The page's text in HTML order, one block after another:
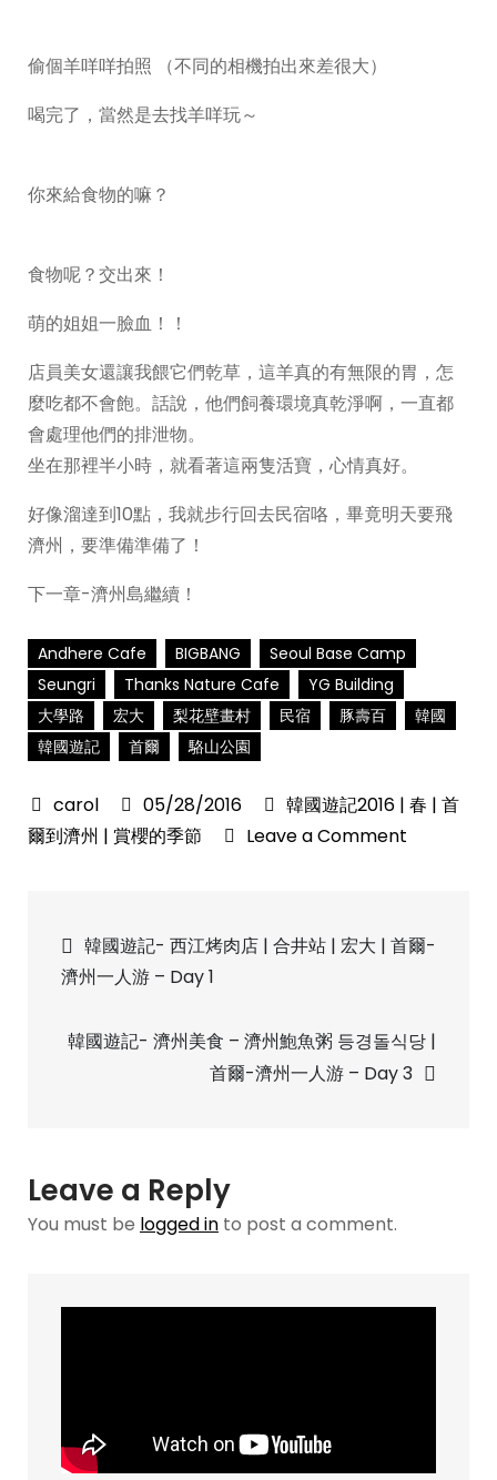
偷個羊咩咩拍照 （不同的相機拍出來差很大）
喝完了，當然是去找羊咩玩～
你來給食物的嘛？
食物呢？交出來！
萌的姐姐一臉血！！
店員美女還讓我餵它們乾草，這羊真的有無限的胃，怎
麼吃都不會飽。話說，他們飼養環境真乾淨啊，一直都
會處理他們的排泄物。
坐在那裡半小時，就看著這兩隻活寶，心情真好。
好像溜達到10點，我就步行回去民宿咯，畢竟明天要飛
濟州，要準備準備了！
下一章-濟州島繼續！
Andhere Cafe BIGBANG
Seoul Base Camp
Seungri
Thanks Nature Cafe
YG Building
大學路
宏大 梨花壁畫村 民宿 豚壽百
韓國
韓國遊記
首爾 駱山公園
05/28/2016
韓國遊記2016 | 春 | 首
爾到濟州 | 賞櫻的季節
Leave a Comment
記-
壁
畫
壽
Post
navigation
韓國遊記- 西江烤肉店 | 合井站 | 宏大 | 首爾-
濟州一人游 – Day 1
韓國遊記- 濟州美食 – 濟州鮑魚粥 등경돌식당 |
首爾-濟州一人游 – Day 3
Leave a Reply
You must be logged in to post a comment.